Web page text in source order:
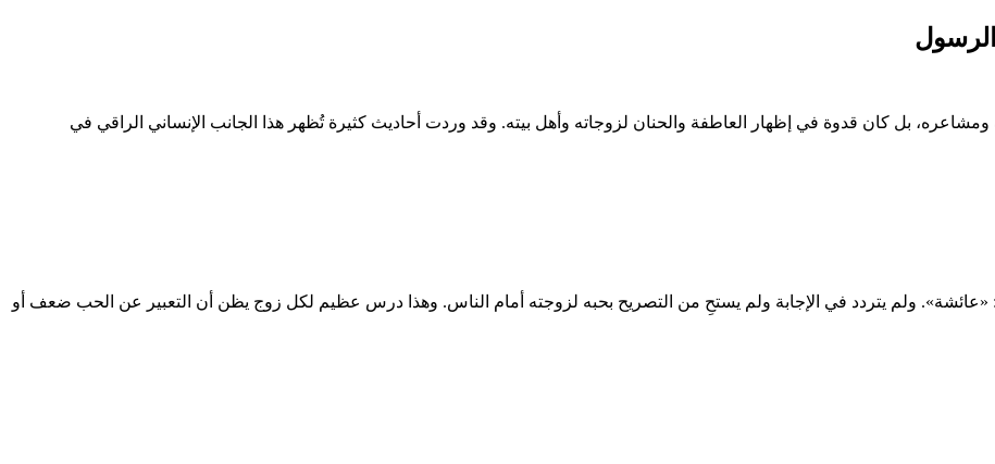
بل كان قدوة في إظهار العاطفة والحنان لزوجاته وأهل بيته. وقد وردت أحاديث كثيرة تُظهر هذا الجانب الإنساني الراقي في
ولم يتردد في الإجابة ولم يستحِ من التصريح بحبه لزوجته أمام الناس. وهذا درس عظيم لكل زوج يظن أن التعبير عن الحب ضعف أو